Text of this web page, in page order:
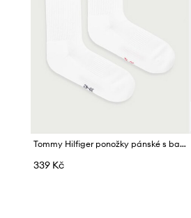
Tommy Hilfiger ponožky pánské s bavlnou 2-pack
339 Kč